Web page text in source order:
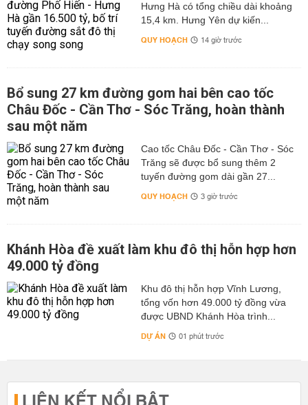
Hưng Hà có tổng chiều dài khoảng
15,4 km. Hưng Yên dự kiến...
QUY HOẠCH 14 giờ trước
Bổ sung 27 km đường gom hai bên cao tốc
Châu Đốc - Cần Thơ - Sóc Trăng, hoàn thành
sau một năm
Cao tốc Châu Đốc - Cần Thơ - Sóc
Trăng sẽ được bổ sung thêm 2
tuyến đường gom dài gần 27...
QUY HOẠCH 3 giờ trước
Khánh Hòa đề xuất làm khu đô thị hỗn hợp hơn
49.000 tỷ đồng
Khu đô thị hỗn hợp Vĩnh Lương,
tổng vốn hơn 49.000 tỷ đồng vừa
được UBND Khánh Hòa trình...
DỰ ÁN 01 phút trước